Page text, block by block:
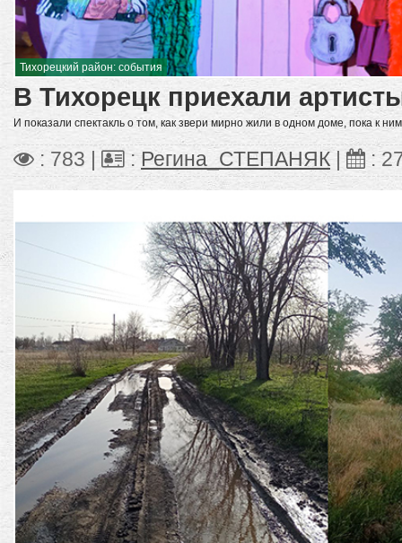
Тихорецкий район: события
В Тихорецк приехали
И показали спектакль о том, как звери мирно жили в одном доме, пока к
: 783 | : Регина_СТЕПАНЯК| :